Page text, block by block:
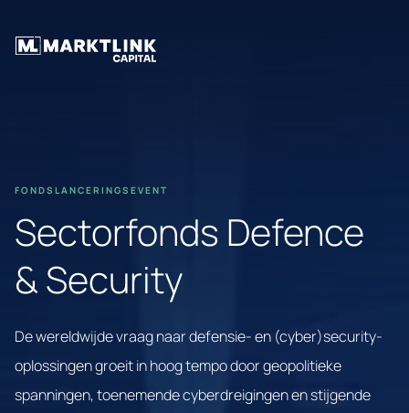
FONDSLANCERINGSEVENT
Sectorfonds Defence
& Security
De wereldwijde vraag naar defensie- en (cyber)security-
oplossingen groeit in hoog tempo door geopolitieke
spanningen, toenemende cyberdreigingen en stijgende